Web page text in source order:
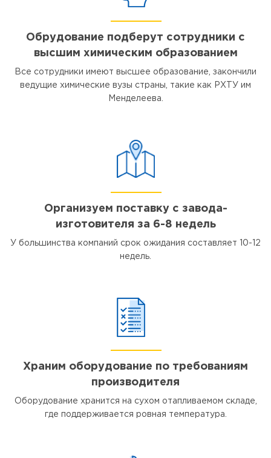
Обрудование подберут сотрудники с
высшим химическим образованием
Все сотрудники имеют высшее образование, закончили
ведущие химические вузы страны, такие как РХТУ им
Менделеева.
Организуем поставку с завода-
изготовителя за 6-8 недель
У большинства компаний срок ожидания составляет 10-12
недель.
Храним оборудование по требованиям
производителя
Оборудование хранится на сухом отапливаемом складе,
где поддерживается ровная температура.